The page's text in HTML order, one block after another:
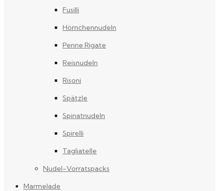
Fusilli
Hörnchennudeln
Penne Rigate
Reisnudeln
Risoni
Spätzle
Spinatnudeln
Spirelli
Tagliatelle
Nudel-Vorratspacks
Marmelade